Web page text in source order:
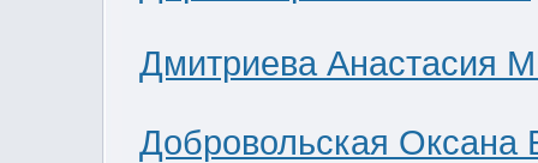
Дмитриева Анастасия
Добровольская Оксана